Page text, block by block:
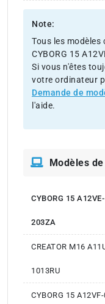
Note:
Tous les
CYBORG 15
Si vous n'êtes
votre ordinateur
Demande de
l'aide.
Modèles
CYBORG 15 A12VE-
203ZA
CREATOR M16
1013RU
CYBORG 15